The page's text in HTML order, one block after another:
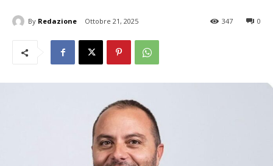
By Redazione Ottobre 21, 2025 0
347